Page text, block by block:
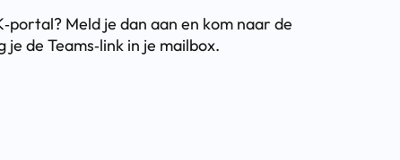
Meld je dan aan en kom naar de
de Teams‑link in je mailbox.